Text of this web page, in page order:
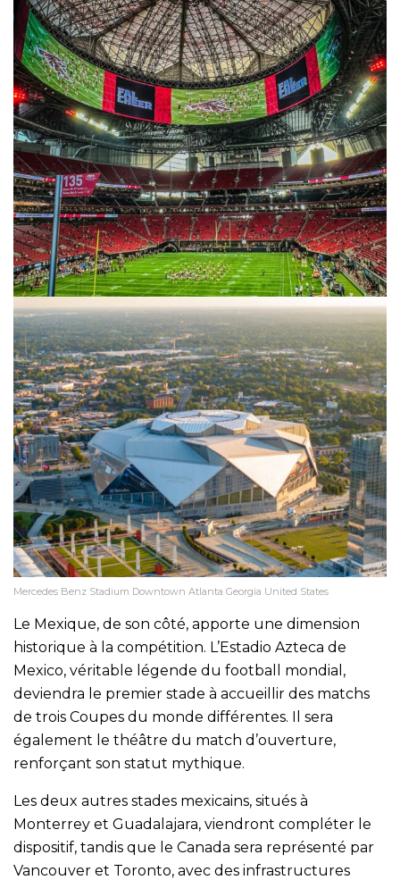
Mercedes Benz Stadium Downtown Atlanta Georgia United States
Le Mexique, de son côté, apporte une dimension
historique à la compétition. L’Estadio Azteca de
Mexico, véritable légende du football mondial,
deviendra le premier stade à accueillir des matchs
de trois Coupes du monde différentes. Il sera
également le théâtre du match d’ouverture,
renforçant son statut mythique.
Les deux autres stades mexicains, situés à
Monterrey et Guadalajara, viendront compléter le
dispositif, tandis que le Canada sera représenté par
Vancouver et Toronto, avec des infrastructures